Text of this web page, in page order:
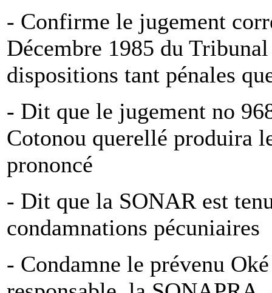
- Confirme le jugement
Décembre 1985 du
dispositions tant pénales
- Dit que le jugement no
Cotonou querellé produira
prononcé
- Dit que la SONAR est
condamnations pécuniaires
- Condamne le prévenu